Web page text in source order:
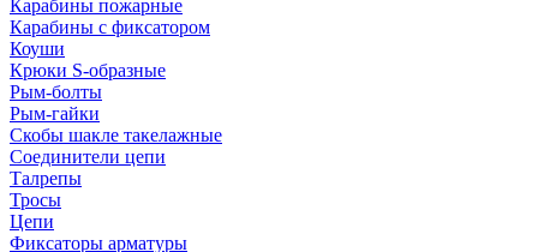
Карабины пожарные
Карабины с фиксатором
Коуши
Крюки S-образные
Рым-болты
Рым-гайки
Скобы шакле такелажные
Соединители цепи
Талрепы
Тросы
Цепи
Фиксаторы арматуры